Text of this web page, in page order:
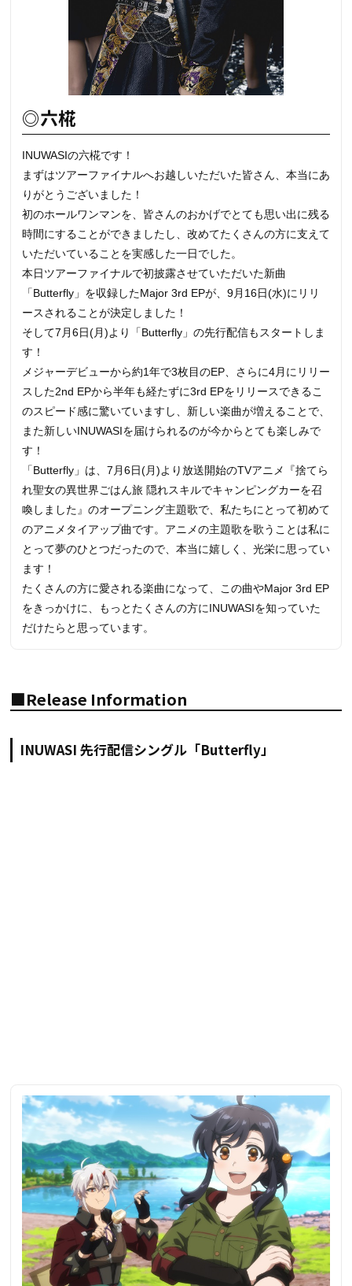
◎六椛
INUWASIの六椛です！
まずはツアーファイナルへお越しいただいた皆さん、本当にあ
りがとうございました！
初のホールワンマンを、皆さんのおかげでとても思い出に残る
時間にすることができましたし、改めてたくさんの方に支えて
いただいていることを実感した一日でした。
本日ツアーファイナルで初披露させていただいた新曲
「Butterfly」を収録したMajor 3rd EPが、9月16日(水)にリリ
ースされることが決定しました！
そして7月6日(月)より「Butterfly」の先行配信もスタートしま
す！
メジャーデビューから約1年で3枚目のEP、さらに4月にリリー
スした2nd EPから半年も経たずに3rd EPをリリースできるこ
のスピード感に驚いていますし、新しい楽曲が増えることで、
また新しいINUWASIを届けられるのが今からとても楽しみで
す！
「Butterfly」は、7月6日(月)より放送開始のTVアニメ『捨てら
れ聖女の異世界ごはん旅 隠れスキルでキャンピングカーを召
喚しました』のオープニング主題歌で、私たちにとって初めて
のアニメタイアップ曲です。アニメの主題歌を歌うことは私に
とって夢のひとつだったので、本当に嬉しく、光栄に思ってい
ます！
たくさんの方に愛される楽曲になって、この曲やMajor 3rd EP
をきっかけに、もっとたくさんの方にINUWASIを知っていた
だけたらと思っています。
■Release Information
INUWASI 先行配信シングル「Butterfly」